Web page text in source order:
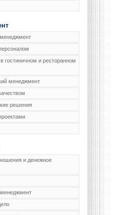
гостиничном и ресторанном
менеджмент
решения
и денежное